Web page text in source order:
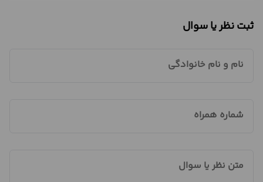
ثبت نظر یا سوال
نام و نام خانوادگی
شماره همراه
متن نظر یا سوال